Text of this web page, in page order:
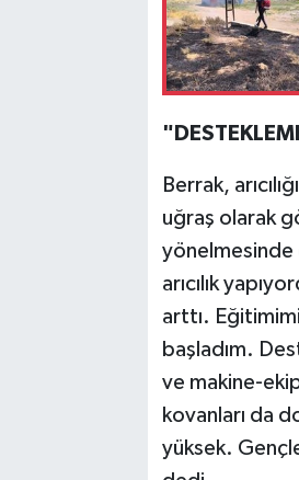
Berrak,
uğraş olarak
yönelmesinde
arıcılık
arttı.
başladım.
ve makine-
kovanları da
yüksek.